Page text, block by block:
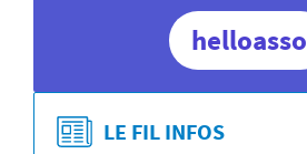
helloasso
LE FIL INFOS